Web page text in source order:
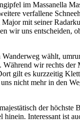
im Massanella
verfallene
mit seiner
wir uns entscheiden,
wählt,
wir rechts
gilt es kurzzeitig
nicht mehr in den
der
Interessant ist